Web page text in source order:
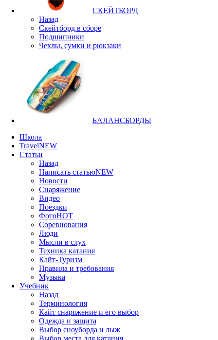
СКЕЙТБОРД
Назад
Скейтборд в сборе
Подшипники
Чехлы, сумки и рюкзаки
БАЛАНСБОРДЫ
Школа
TravelNEW
Статьи
Назад
Написать статьюNEW
Новости
Снаряжение
Видео
Поездки
ФотоHOT
Соревнования
Люди
Мысли в слух
Техника катания
Кайт-Туризм
Правила и требования
Музыка
Учебник
Назад
Терминология
Кайт снаряжение и его выбор
Одежда и защита
Выбор сноуборда и лыж
Выбор места для катания